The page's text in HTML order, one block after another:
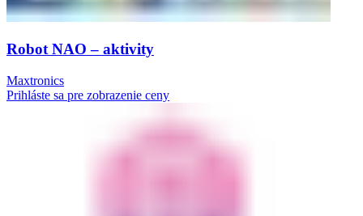
Robot NAO – aktivity
Maxtronics
Prihláste sa pre zobrazenie ceny